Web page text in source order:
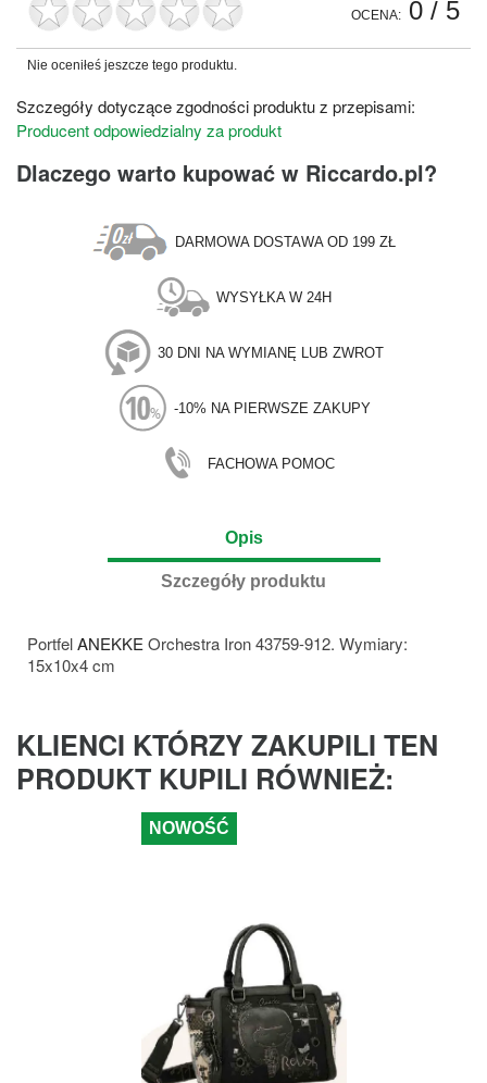
OCENA: 0 / 5
Nie oceniłeś jeszcze tego produktu.
Szczegóły dotyczące zgodności produktu z przepisami:
Producent odpowiedzialny za produkt
Dlaczego warto kupować w Riccardo.pl?
DARMOWA DOSTAWA OD 199 ZŁ
WYSYŁKA W 24H
30 DNI NA WYMIANĘ LUB ZWROT
-10% NA PIERWSZE ZAKUPY
FACHOWA POMOC
Opis
Szczegóły produktu
PortfelANEKKE Orchestra Iron 43759-912. Wymiary:
15x10x4 cm
KLIENCI KTÓRZY ZAKUPILI TEN
PRODUKT KUPILI RÓWNIEŻ:
NOWOŚĆ